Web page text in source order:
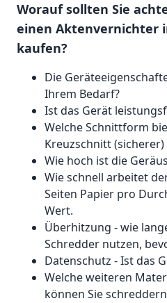
Worauf sollten Sie
einen Aktenvernichter
kaufen?
Die
Ihrem Bedarf?
Ist das Gerät
Welche Schnittform
Kreuzschnitt
Wie hoch ist die
Wie schnell arbeitet
Seiten Papier pro
Wert.
Überhitzung - wie
Schredder nutzen,
Datenschutz - Ist das
Welche weiteren
können Sie